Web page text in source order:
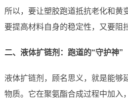
所以，要让塑胶跑道抵抗老化和黄
要提高材料自身的稳定性，又要阻
二、液体扩链剂：跑道的“守护神”
液体扩链剂，顾名思义，就是能够
物质。它在聚氨酯合成过程中加入